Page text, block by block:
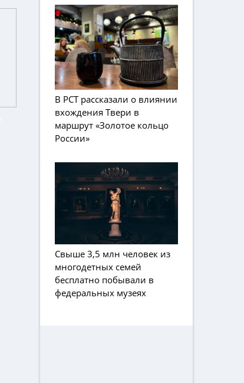
В РСТ рассказали о влиянии
вхождения Твери в
маршрут «Золотое кольцо
России»
Свыше 3,5 млн человек из
многодетных семей
бесплатно побывали в
федеральных музеях